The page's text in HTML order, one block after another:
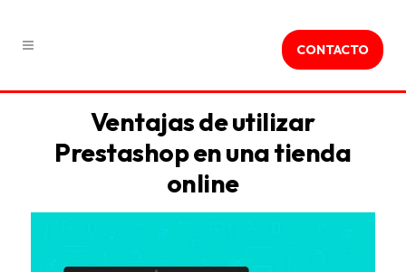
CONTACTO
Ventajas de utilizar
Prestashop en una tienda
online